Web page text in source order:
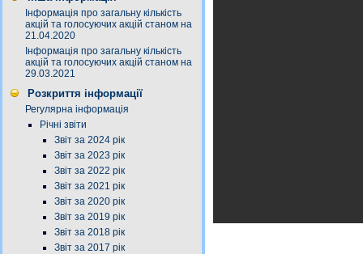
Інформація про загальну кількість
акцій та голосуючих акцій станом на
21.04.2020
Інформація про загальну кількість
акцій та голосуючих акцій станом на
29.03.2021
Розкриття інформації
Регулярна інформація
Річні звіти
Звіт за 2024 рік
Звіт за 2023 рік
Звіт за 2022 рік
Звіт за 2021 рік
Звіт за 2020 рік
Звіт за 2019 рік
Звіт за 2018 рік
Звіт за 2017 рік